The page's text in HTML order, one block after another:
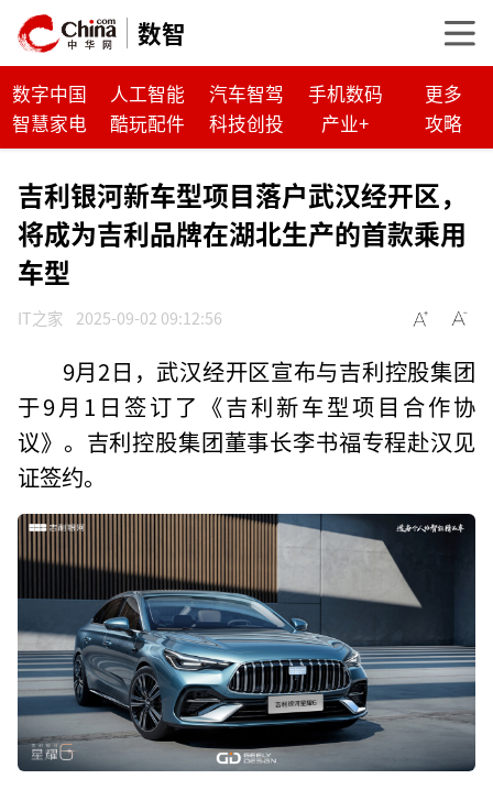
数智
数字中国 人工智能 汽车智驾 手机数码
更多
智慧家电
酷玩配件 科技创投 产业+ 攻略
吉利银河新车型项目落户武汉经开区，
将成为吉利品牌在湖北生产的首款乘用
车型
IT之家 2025-09-02 09:12:56
9月2日，武汉经开区宣布与吉利控股集团
于9月1日签订了《吉利新车型项目合作协
议》。吉利控股集团董事长李书福专程赴汉见
证签约。